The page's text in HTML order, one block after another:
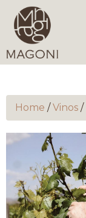
Home / Vinos /